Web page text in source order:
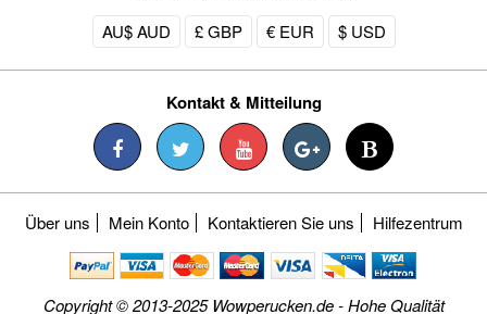
AU$ AUD £ GBP € EUR $ USD
Kontakt & Mitteilung
Über uns Mein Konto Kontaktieren Sie uns Hilfezentrum
Copyright © 2013-2025 Wowperucken.de - Hohe Qualität